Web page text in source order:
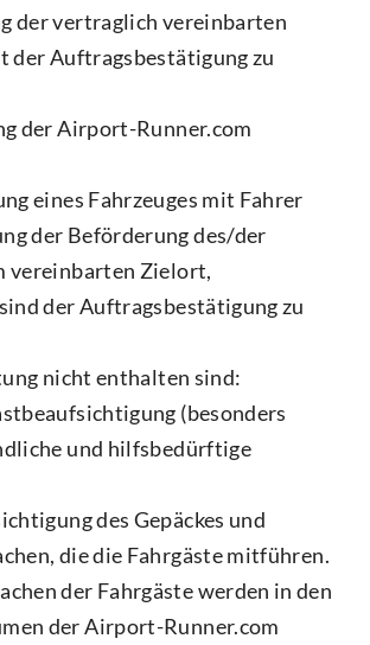
der vertraglich vereinbarten
der Auftragsbestätigung zu
der Airport-Runner.com
eines Fahrzeuges mit Fahrer
der Beförderung des/der
vereinbarten Zielort,
der Auftragsbestätigung zu
nicht enthalten sind:
(besonders
und hilfsbedürftige
des Gepäckes und
die die Fahrgäste mitführen.
der Fahrgäste werden in den
der Airport-Runner.com